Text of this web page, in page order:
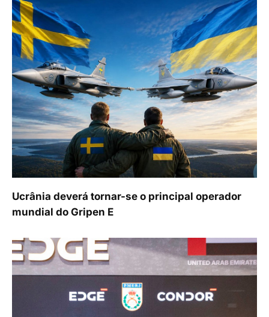
Ucrânia deverá tornar-se o principal operador
mundial do Gripen E